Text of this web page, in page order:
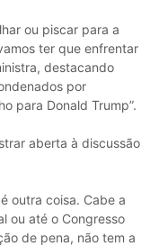
ou piscar para a
ter que enfrentar
destacando
por
para Donald Trump”.
aberta à discussão
outra coisa. Cabe a
ou até o Congresso
de pena, não tem a